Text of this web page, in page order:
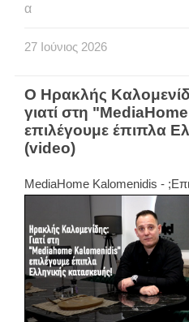
α
27 Ιούνιος 2026
Ο Ηρακλής
γιατί στη
επιλέγουμε έπιπλα
(video)
MediaHome Kalomenidis -